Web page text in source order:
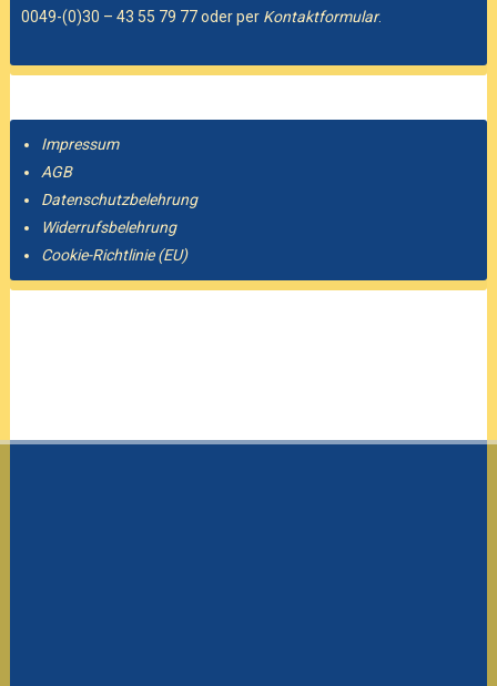
0049-(0)30 – 43 55 79 77 oder per Kontaktformular.
Impressum
AGB
Datenschutzbelehrung
Widerrufsbelehrung
Cookie-Richtlinie (EU)